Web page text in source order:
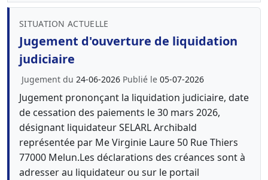
SITUATION ACTUELLE
Jugement d'ouverture de liquidation
judiciaire
Jugement du 24-06-2026 Publié le 05-07-2026
Jugement prononçant la liquidation judiciaire, date
de cessation des paiements le 30 mars 2026,
désignant liquidateur SELARL Archibald
représentée par Me Virginie Laure 50 Rue Thiers
77000 Melun.Les déclarations des créances sont à
adresser au liquidateur ou sur le portail